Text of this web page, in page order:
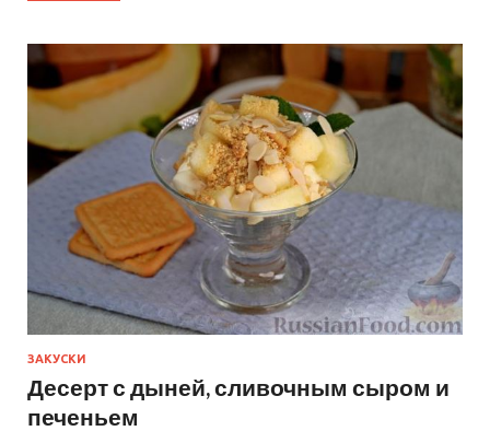
ЗАКУСКИ
Десерт с дыней, сливочным сыром и
печеньем